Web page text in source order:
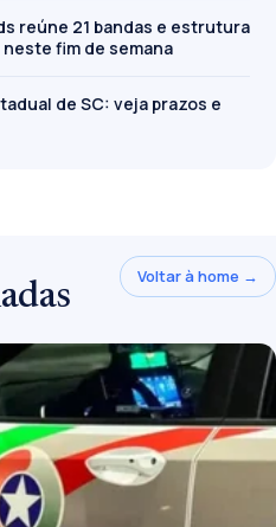
reúne 21 bandas e estrutura
fim de semana
de SC: veja prazos e
Voltar à home →